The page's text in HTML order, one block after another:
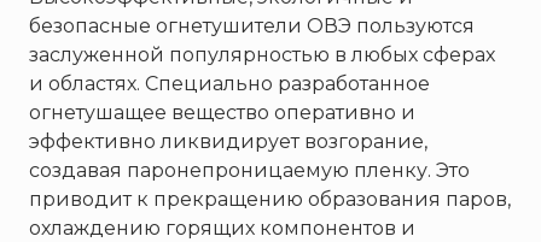
Элемент
Эридан
ЮНИТЕСТ
Ярпожинвест
безопасные огнетушители ОВЭ пользуются
заслуженной популярностью в любых сферах
и областях. Специально разработанное
огнетушащее вещество оперативно и
эффективно ликвидирует возгорание,
создавая паронепроницаемую пленку. Это
приводит к прекращению образования паров,
охлаждению горящих компонентов и